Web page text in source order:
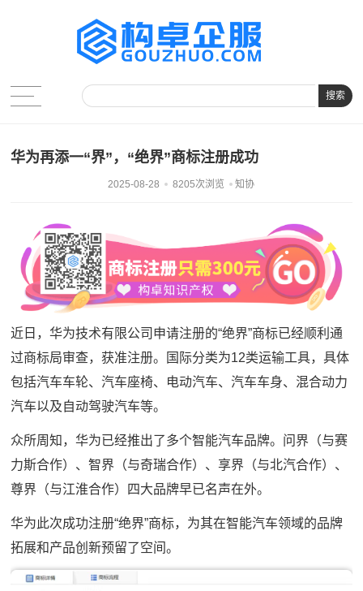
搜索
华为再添一“界”，“绝界”商标注册成功
2025-08-28 8205次浏览 知协
近日，华为技术有限公司申请注册的“绝界”商标已经顺利通
过商标局审查，获准注册。国际分类为12类运输工具，具体
包括汽车车轮、汽车座椅、电动汽车、汽车车身、混合动力
汽车以及自动驾驶汽车等。
众所周知，华为已经推出了多个智能汽车品牌。问界（与赛
力斯合作）、智界（与奇瑞合作）、享界（与北汽合作）、
尊界（与江淮合作）四大品牌早已名声在外。
华为此次成功注册“绝界”商标，为其在智能汽车领域的品牌
拓展和产品创新预留了空间。